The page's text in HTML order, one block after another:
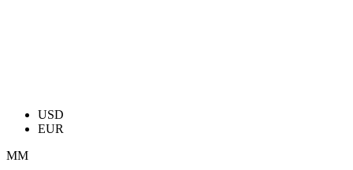
USD
EUR
ММ